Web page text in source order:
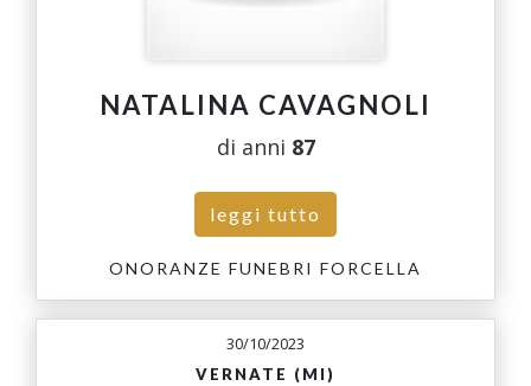
NATALINA CAVAGNOLI
di anni 87
leggi tutto
ONORANZE FUNEBRI FORCELLA
30/10/2023
VERNATE (MI)